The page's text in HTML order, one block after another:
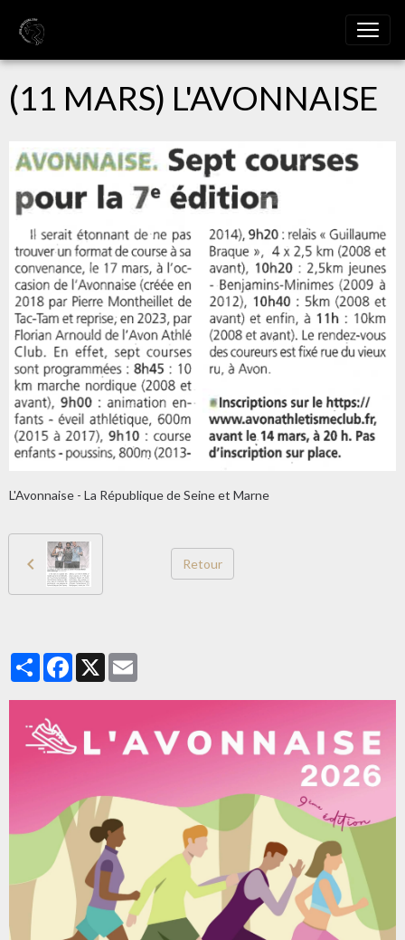
(11 MARS) L'AVONNAISE
L'Avonnaise - La République de Seine et Marne
Retour
PartagerFacebook
X